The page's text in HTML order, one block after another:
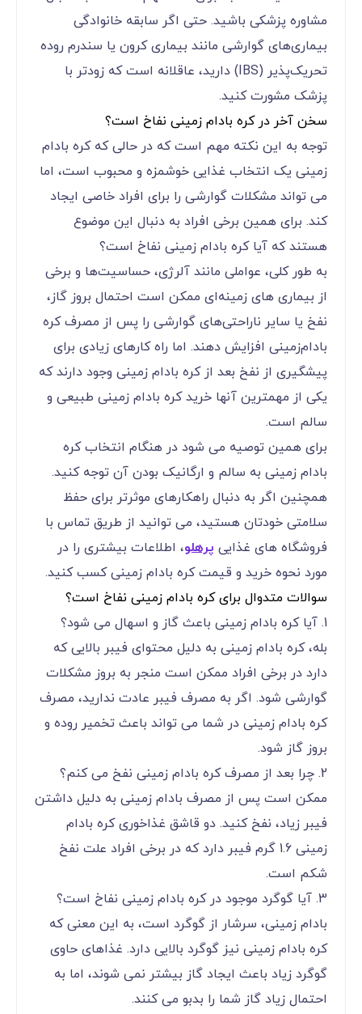
مشاوره پزشکی باشید. حتی اگر سابقه خانوادگی
بیماری‌های گوارشی مانند بیماری کرون یا سندرم روده
تحریک‌پذیر (IBS) دارید، عاقلانه است که زودتر با
پزشک مشورت کنید.
سخن آخر در کره بادام زمینی نفاخ است؟
توجه به این نکته مهم است که در حالی که کره بادام
زمینی یک انتخاب غذایی خوشمزه و محبوب است، اما
می تواند مشکلات گوارشی را برای افراد خاصی ایجاد
کند. برای همین برخی افراد به دنبال این موضوع
هستند که آیا کره بادام زمینی نفاخ است؟
به طور کلی، عواملی مانند آلرژی، حساسیت‌ها و برخی
از بیماری های زمینه‌ای ممکن است احتمال بروز گاز،
نفخ یا سایر ناراحتی‌های گوارشی را پس از مصرف کره
بادام‌زمینی افزایش دهند. اما راه کارهای زیادی برای
پیشگیری از نفخ بعد از کره بادام زمینی وجود دارند که
یکی از مهمترین آنها خرید کره بادام زمینی طبیعی و
سالم است.
برای همین توصیه می شود در هنگام انتخاب کره
بادام زمینی به سالم و ارگانیک بودن آن توجه کنید.
همچنین اگر به دنبال راهکارهای موثرتر برای حفظ
سلامتی خودتان هستید، می توانید از طریق تماس با
فروشگاه های غذایی پرهلو، اطلاعات بیشتری را در
مورد نحوه خرید و قیمت کره بادام زمینی کسب کنید.
سوالات متدوال برای کره بادام زمینی نفاخ است؟
1. آیا کره بادام زمینی باعث گاز و اسهال می شود؟
بله، کره بادام زمینی به دلیل محتوای فیبر بالایی که
دارد در برخی افراد ممکن است منجر به بروز مشکلات
گوارشی شود. اگر به مصرف فیبر عادت ندارید، مصرف
کره بادام زمینی در شما می تواند باعث تخمیر روده و
بروز گاز شود.
2. چرا بعد از مصرف کره بادام زمینی نفخ می کنم؟
ممکن است پس از مصرف بادام زمینی به دلیل داشتن
فیبر زیاد، نفخ کنید. دو قاشق غذاخوری کره بادام
زمینی 1.6 گرم فیبر دارد که در برخی افراد علت نفخ
شکم است.
3. آیا گوگرد موجود در کره بادام زمینی نفاخ است؟
بادام زمینی، سرشار از گوگرد است، به این معنی که
کره بادام زمینی نیز گوگرد بالایی دارد. غذاهای حاوی
گوگرد زیاد باعث ایجاد گاز بیشتر نمی شوند، اما به
احتمال زیاد گاز شما را بدبو می کنند.